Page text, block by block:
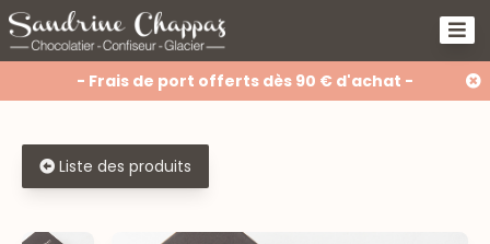
- Frais de port offerts dès 90 € d'achat -
Liste des produits